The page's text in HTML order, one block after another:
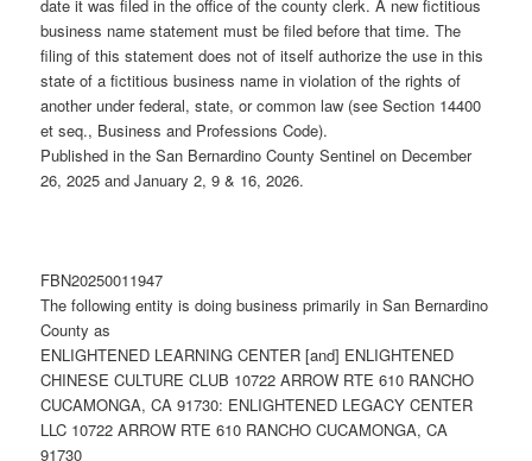
date it was filed in the office of the county clerk. A new fictitious
business name statement must be filed before that time. The
filing of this statement does not of itself authorize the use in this
state of a fictitious business name in violation of the rights of
another under federal, state, or common law (see Section 14400
et seq., Business and Professions Code).
Published in the San Bernardino County Sentinel on December
26, 2025 and January 2, 9 & 16, 2026.
FBN20250011947
The following entity is doing business primarily in San Bernardino
County as
ENLIGHTENED LEARNING CENTER [and] ENLIGHTENED
CHINESE CULTURE CLUB 10722 ARROW RTE 610 RANCHO
CUCAMONGA, CA 91730: ENLIGHTENED LEGACY CENTER
LLC 10722 ARROW RTE 610 RANCHO CUCAMONGA, CA
91730